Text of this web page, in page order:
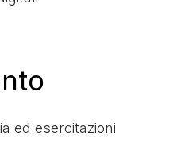
ed esercitazioni